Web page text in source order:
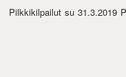
Pilkkikilpailut su 31.3.2019